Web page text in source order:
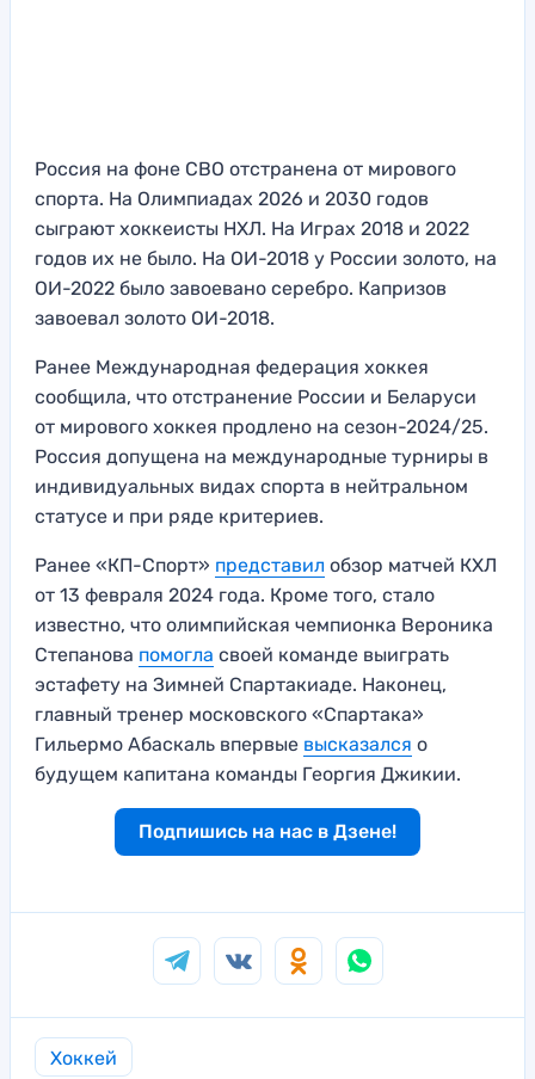
Россия на фоне СВО отстранена от мирового
спорта. На Олимпиадах 2026 и 2030 годов
сыграют хоккеисты НХЛ. На Играх 2018 и 2022
годов их не было. На ОИ-2018 у России золото, на
ОИ-2022 было завоевано серебро. Капризов
завоевал золото ОИ-2018.
Ранее Международная федерация хоккея
сообщила, что отстранение России и Беларуси
от мирового хоккея продлено на сезон-2024/25.
Россия допущена на международные турниры в
индивидуальных видах спорта в нейтральном
статусе и при ряде критериев.
Ранее «КП-Спорт» представил обзор матчей КХЛ
от 13 февраля 2024 года. Кроме того, стало
известно, что олимпийская чемпионка Вероника
Степанова помогла своей команде выиграть
эстафету на Зимней Спартакиаде. Наконец,
главный тренер московского «Спартака»
Гильермо Абаскаль впервые высказался о
будущем капитана команды Георгия Джикии.
Подпишись на нас в Дзене!
Хоккей